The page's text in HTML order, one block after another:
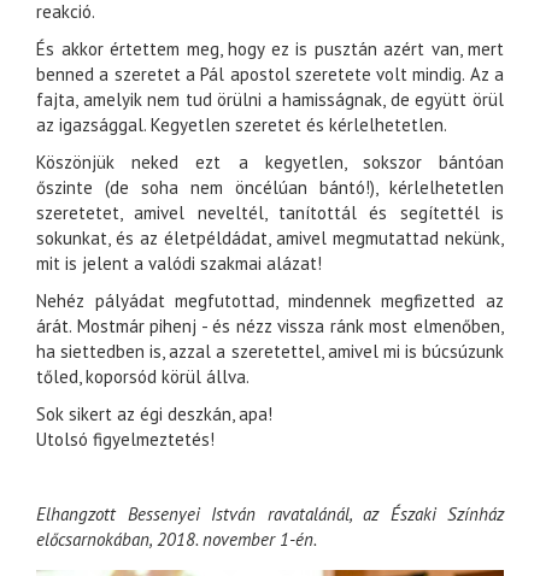
reakció.
És akkor értettem meg, hogy ez is pusztán azért van, mert
benned a szeretet a Pál apostol szeretete volt mindig. Az a
fajta, amelyik nem tud örülni a hamisságnak, de együtt örül
az igazsággal. Kegyetlen szeretet és kérlelhetetlen.
Köszönjük neked ezt a kegyetlen, sokszor bántóan
őszinte (de soha nem öncélúan bántó!), kérlelhetetlen
szeretetet, amivel neveltél, tanítottál és segítettél is
sokunkat, és az életpéldádat, amivel megmutattad nekünk,
mit is jelent a valódi szakmai alázat!
Nehéz pályádat megfutottad, mindennek megfizetted az
árát. Mostmár pihenj - és nézz vissza ránk most elmenőben,
ha siettedben is, azzal a szeretettel, amivel mi is búcsúzunk
tőled, koporsód körül állva.
Sok sikert az égi deszkán, apa!
Utolsó figyelmeztetés!
Elhangzott Bessenyei István ravatalánál, az Északi Színház
előcsarnokában, 2018. november 1-én.